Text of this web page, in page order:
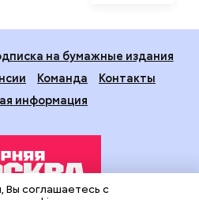
на бумажные издания
Команда
Контакты
информация
Вы соглашаетесь с